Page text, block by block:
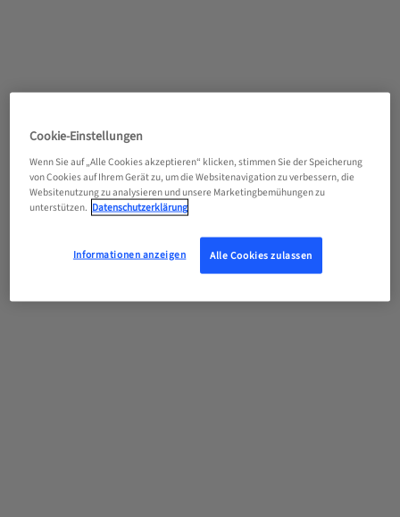
Cookie-Einstellungen
Wenn Sie auf „Alle Cookies akzeptieren“ klicken, stimmen Sie der Speicherung
von Cookies auf Ihrem Gerät zu, um die Websitenavigation zu verbessern, die
Websitenutzung zu analysieren und unsere Marketingbemühungen zu
unterstützen. Datenschutzerklärung
Informationen anzeigen Alle Cookies zulassen